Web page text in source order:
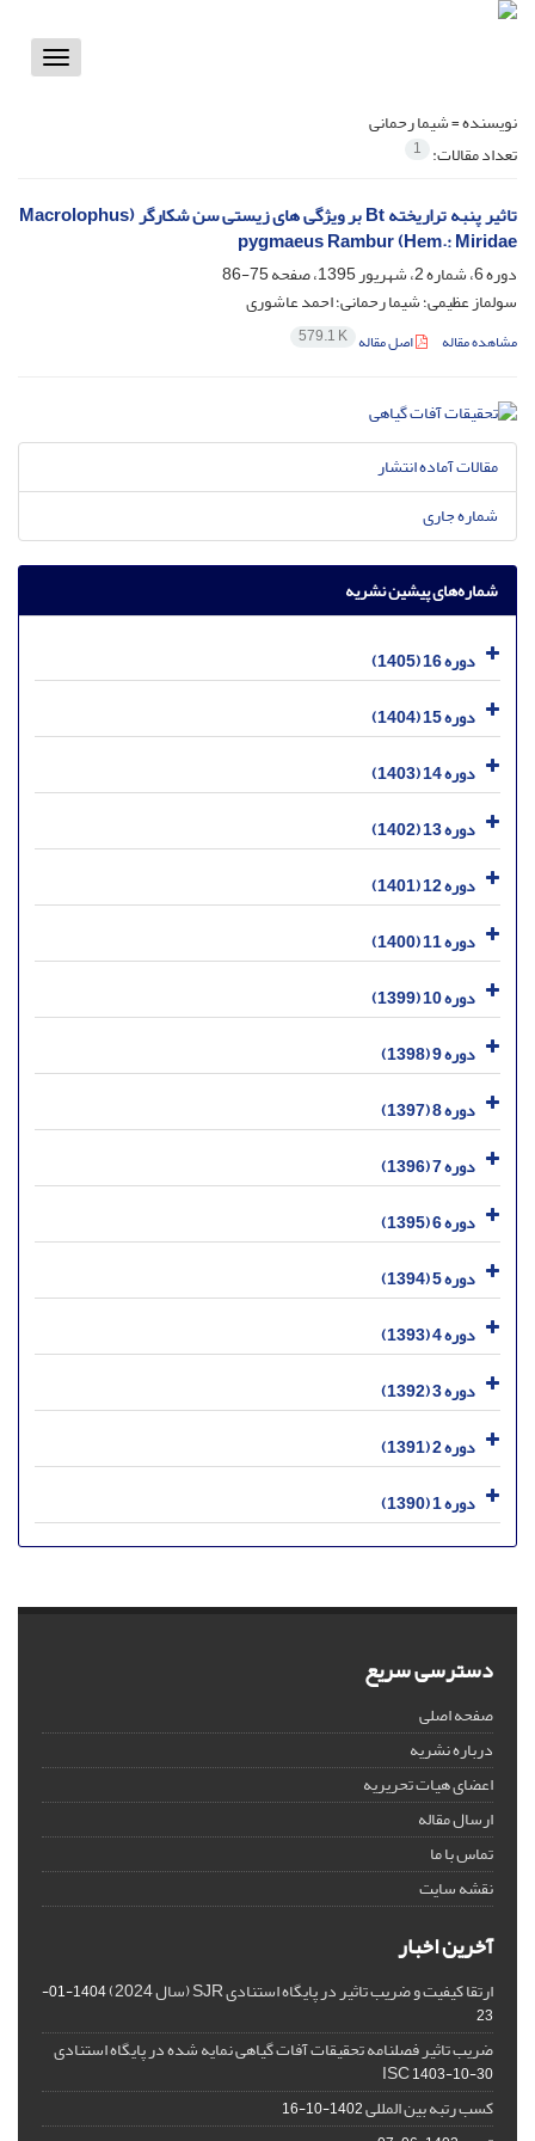
Toggle
نویسنده =شیما رحمانی
تعداد مقالات: 1
تاثیر پنبه تراریخته Bt بر ویژگی های زیستی سن شکارگر (Macrolophus
pygmaeus Rambur (Hem.: Miridae
دوره 6، شماره 2، شهریور 1395، صفحه
75-86
سولماز عظیمی؛ شیما رحمانی؛ احمد عاشوری
مشاهده مقاله اصل مقاله 579.1 K
مقالات آماده انتشار
شماره جاری
شماره‌های پیشین نشریه
دوره 16 (1405)
دوره 15 (1404)
دوره 14 (1403)
دوره 13 (1402)
دوره 12 (1401)
دوره 11 (1400)
دوره 10 (1399)
دوره 9 (1398)
دوره 8 (1397)
دوره 7 (1396)
دوره 6 (1395)
دوره 5 (1394)
دوره 4 (1393)
دوره 3 (1392)
دوره 2 (1391)
دوره 1 (1390)
دسترسی سریع
صفحه اصلی
درباره نشریه
اعضای هیات تحریریه
ارسال مقاله
تماس با ما
نقشه سایت
آخرین اخبار
ارتقا کیفیت و ضریب تاثیر در پایگاه استنادی SJR (سال 2024)
1404-01-
23
ضریب تاثیر فصلنامه تحقیقات آفات گیاهی نمایه شده در پایگاه استنادی
ISC1403-10-30
کسب رتبه بین المللی1402-10-16